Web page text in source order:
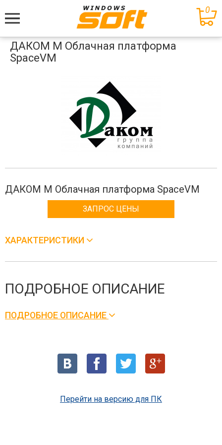
Меню
0
ДАКОМ М Облачная платформа
SpaceVM
ДАКОМ М Облачная платформа SpaceVM
ЗАПРОС ЦЕНЫ
ХАРАКТЕРИСТИКИ
ПОДРОБНОЕ ОПИСАНИЕ
ПОДРОБНОЕ ОПИСАНИЕ
Перейти на версию для ПК